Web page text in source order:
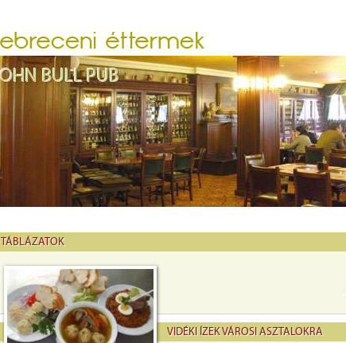
TÁBLÁZATOK
VIDÉKI ÍZEK VÁROSI ASZTALOKRA